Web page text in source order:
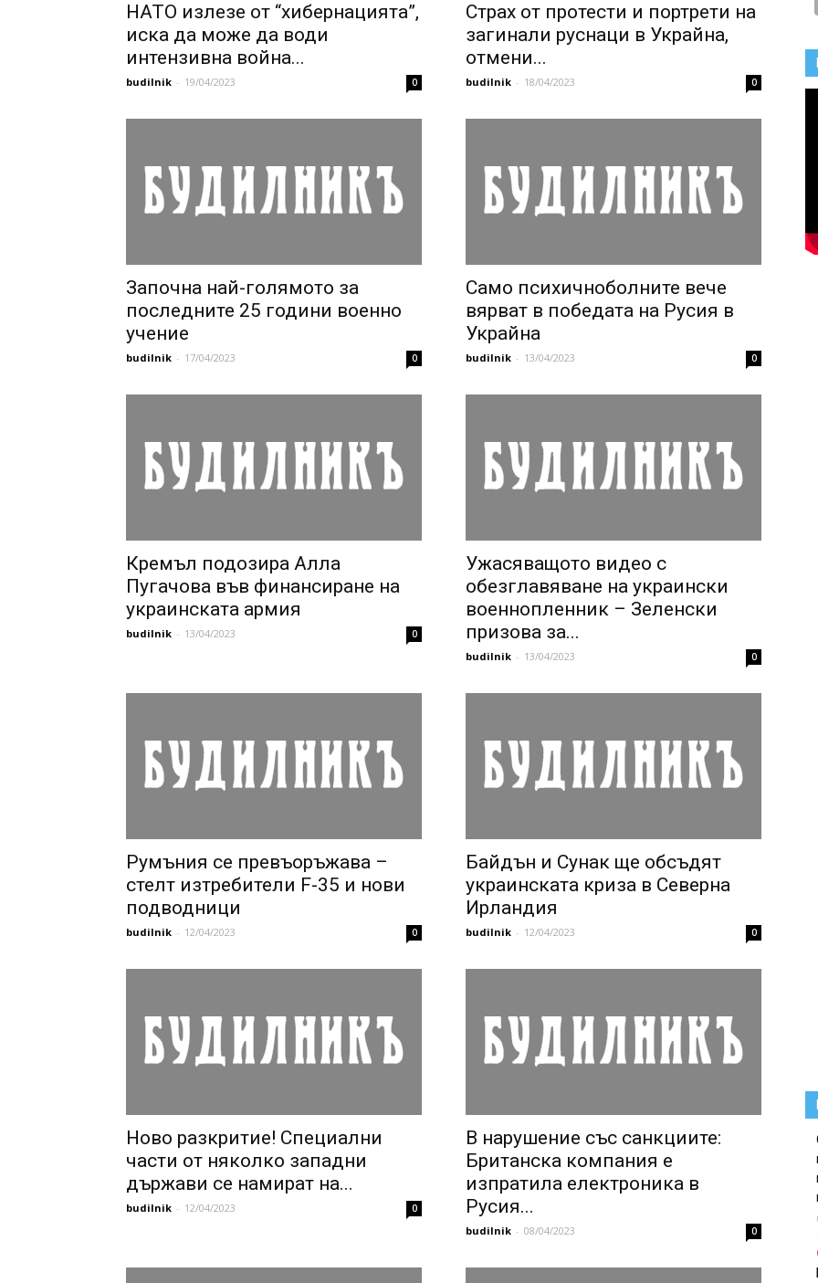
НАТО излезе от “хибернацията”,
иска да може да води
интензивна война...
budilnik - 19/04/2023 0
Страх от протести и портрети на
загинали руснаци в Украйна,
отмени...
budilnik - 18/04/2023 0
Започна най-голямото за
последните 25 години военно
учение
budilnik - 17/04/2023 0
Само психичноболните вече
вярват в победата на Русия в
Украйна
budilnik - 13/04/2023 0
Кремъл подозира Алла
Пугачова във финансиране на
украинската армия
budilnik - 13/04/2023 0
Ужасяващото видео с
обезглавяване на украински
военнопленник – Зеленски
призова за...
budilnik - 13/04/2023 0
Румъния се превъоръжава –
стелт изтребители F-35 и нови
подводници
budilnik - 12/04/2023 0
Байдън и Сунак ще обсъдят
украинската криза в Северна
Ирландия
budilnik - 12/04/2023 0
Ново разкритие! Специални
части от няколко западни
държави се намират на...
budilnik - 12/04/2023 0
В нарушение със санкциите:
Британска компания е
изпратила електроника в
Русия...
budilnik - 08/04/2023 0